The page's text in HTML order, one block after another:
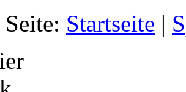
Startseite |